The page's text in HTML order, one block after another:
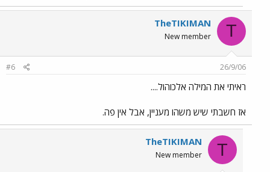
T
TheTIKIMAN
New member
26/9/06
#6
ראיתי את המילה אלכוהול....
אז חשבתי שיש משהו מעניין, אבל אין פה.
T
TheTIKIMAN
New member